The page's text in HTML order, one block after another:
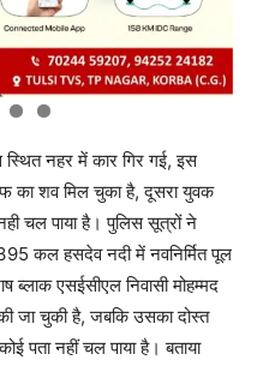
स्थित नहर में कार गिर गई, इस
का शव मिल चुका है, दूसरा युवक
चल पाया है। पुलिस सूत्रों ने
कल हसदेव नदी में नवनिर्मित पूल
एसईसीएल निवासी मोहम्मद
जा चुकी है, जबकि उसका दोस्त
पता नहीं चल पाया है। बताया